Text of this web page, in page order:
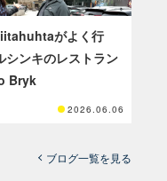
がよく行
シンキのレストラン
Bryk
2026.06.06
ブログ一覧を見る